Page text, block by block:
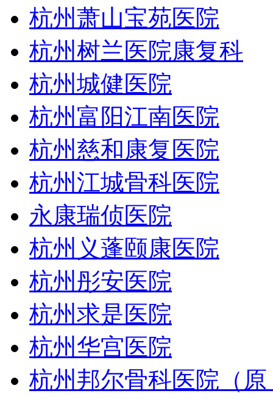
杭州萧山宝苑医院
杭州树兰医院康复科
杭州城健医院
杭州富阳江南医院
杭州慈和康复医院
杭州江城骨科医院
永康瑞侦医院
杭州义蓬颐康医院
杭州彤安医院
杭州求是医院
杭州华宫医院
杭州邦尔骨科医院（